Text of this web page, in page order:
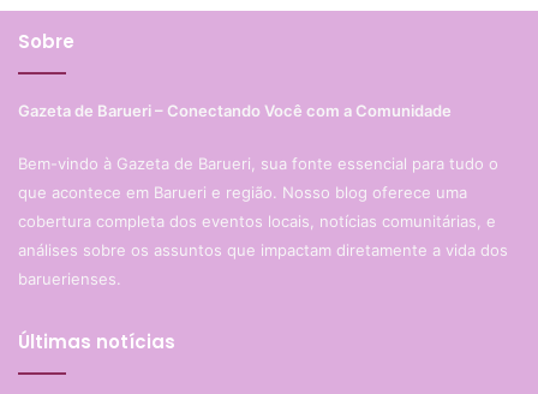
Sobre
Gazeta de Barueri – Conectando Você com a Comunidade
Bem-vindo à Gazeta de Barueri, sua fonte essencial para tudo o
que acontece em Barueri e região. Nosso blog oferece uma
cobertura completa dos eventos locais, notícias comunitárias, e
análises sobre os assuntos que impactam diretamente a vida dos
baruerienses.
Últimas notícias